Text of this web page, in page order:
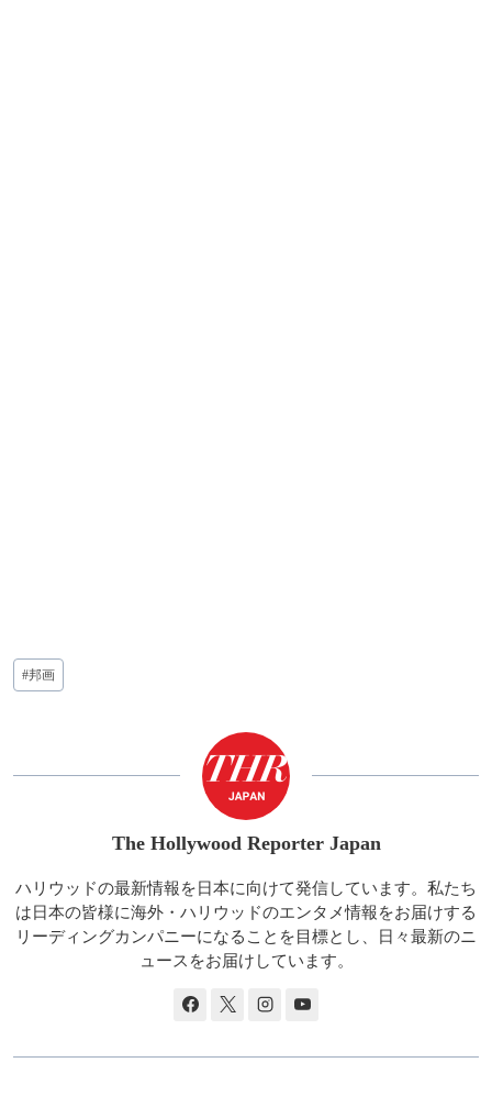
投
稿
#邦画
The Hollywood Reporter Japan
ハリウッドの最新情報を日本に向けて発信しています。私たち
は日本の皆様に海外・ハリウッドのエンタメ情報をお届けする
リーディングカンパニーになることを目標とし、日々最新のニ
ュースをお届けしています。